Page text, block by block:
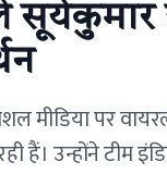
मीडिया पर
उन्होंने टीम